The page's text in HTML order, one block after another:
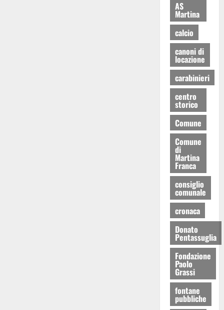
AS
Martina
calcio
canoni di
locazione
carabinieri
centro
storico
Comune
Comune
di
Martina
Franca
consiglio
comunale
cronaca
Donato
Pentassuglia
Fondazione
Paolo
Grassi
fontane
pubbliche